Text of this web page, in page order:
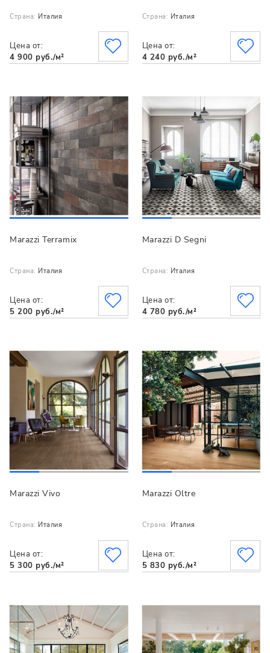
Страна: Италия
Цена от:
4 900 руб./м²
Страна: Италия
Цена от:
4 240 руб./м²
Marazzi Terramix
Страна: Италия
Цена от:
5 200 руб./м²
Marazzi D Segni
Страна: Италия
Цена от:
4 780 руб./м²
Marazzi Vivo
Страна: Италия
Цена от:
5 300 руб./м²
Marazzi Oltre
Страна: Италия
Цена от:
5 830 руб./м²